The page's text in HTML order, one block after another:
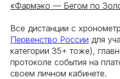
«Фармэко — Бегом по
Все дистанции с
Первенство России для
категории 35+ тоже),
протоколе события на
своем личном кабинете.